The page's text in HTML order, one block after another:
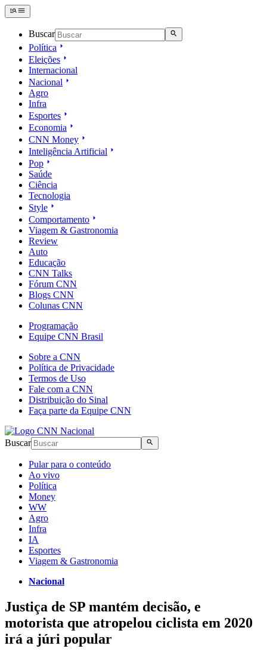
Buscar
Política
Eleições
Internacional
Nacional
Agro
Infra
Esportes
Economia
CNN Money
Inteligência Artificial
Pop
Saúde
Ciência
Tecnologia
Style
Comportamento
Viagem & Gastronomia
Review
Auto
Educação
CNN Talks
Fórum CNN
Blogs CNN
Colunas CNN
Programação
Equipe CNN Brasil
Sobre a CNN
Política de Privacidade
Termos de Uso
Fale com a CNN
Distribuição do Sinal
Faça parte da Equipe CNN
Buscar
Pular para o conteúdo
Ao vivo
Política
Money
WW
Agro
Infra
IA
Esportes
Viagem & Gastronomia
Nacional
Justiça de SP mantém decisão, e
motorista que atropelou ciclista em 2020
irá a júri popular